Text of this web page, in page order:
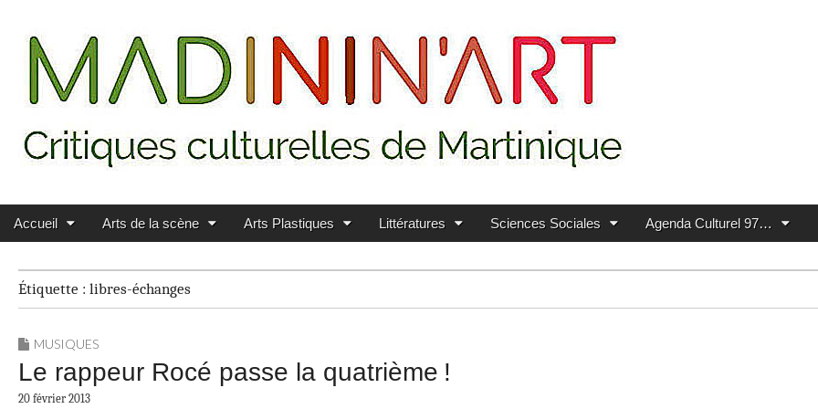
MADININ'ART
Main menu
Skip to content
Accueil Arts de la scène Arts Plastiques Littératures Sciences Sociales Agenda Culturel 97…
Étiquette : libres-échanges
MUSIQUES
Le rappeur Rocé passe la quatrième !
20 février 2013